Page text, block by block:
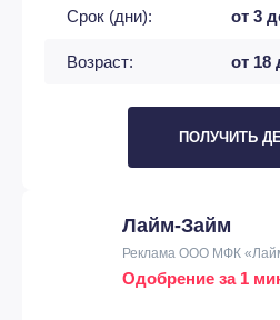
Срок (дни): от 3
Возраст: от 18
ПОЛУЧИТЬ
Лайм-Займ
Реклама ООО МФК
Одобрение за 1